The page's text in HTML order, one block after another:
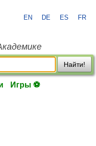
EN DE ES FR
Найти!
Игры ⚽